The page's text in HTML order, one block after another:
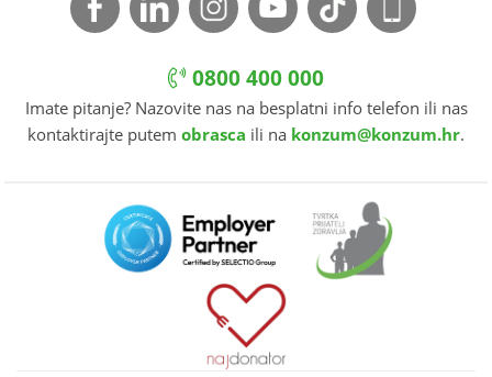
0800 400 000
Imate pitanje? Nazovite nas na besplatni info telefon ili nas
kontaktirajte putem obrasca ili na konzum@konzum.hr.